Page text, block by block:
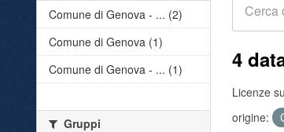
4
Licenze
origine:
Comune di Genova - ... (2)
Comune di Genova (1)
Comune di Genova - ... (1)
Gruppi